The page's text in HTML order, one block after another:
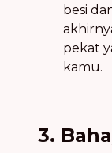
besi
pekat
kamu.
3.